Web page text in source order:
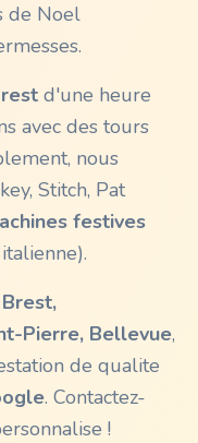
de Noel
d'une heure
avec des tours
nous
Stitch, Pat
festives
Pierre, Bellevue,
de qualite
. Contactez-
!